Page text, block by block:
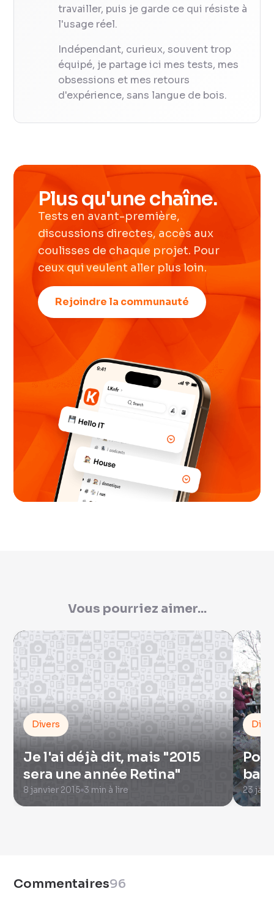
travailler, puis je garde ce qui résiste à
l'usage réel.
Indépendant, curieux, souvent trop
équipé, je partage ici mes tests, mes
obsessions et mes retours
d'expérience, sans langue de bois.
Plus qu'une chaîne.
Tests en avant-première,
discussions directes, accès aux
coulisses de chaque projet. Pour
ceux qui veulent aller plus loin.
Rejoindre la communauté
Vous pourriez aimer...
Divers
Je l'ai déjà dit, mais "2015
sera une année Retina"
8 janvier 2015 3 min à lire 23
Commentaires96